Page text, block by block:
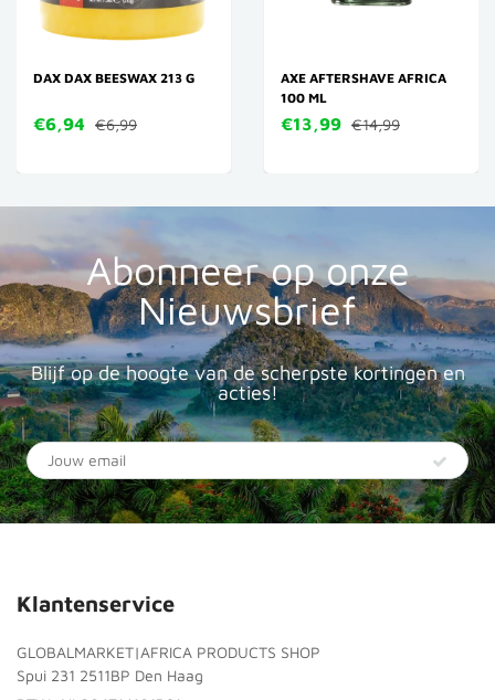
DAX DAX BEESWAX 213 G
€6,94 €6,99
AXE AFTERSHAVE AFRICA
100 ML
€13,99 €14,99
Abonneer op onze
Nieuwsbrief
Blijf op de hoogte van de scherpste kortingen en
acties!
Klantenservice
GLOBALMARKET|AFRICA PRODUCTS SHOP
Spui 231 2511BP Den Haag